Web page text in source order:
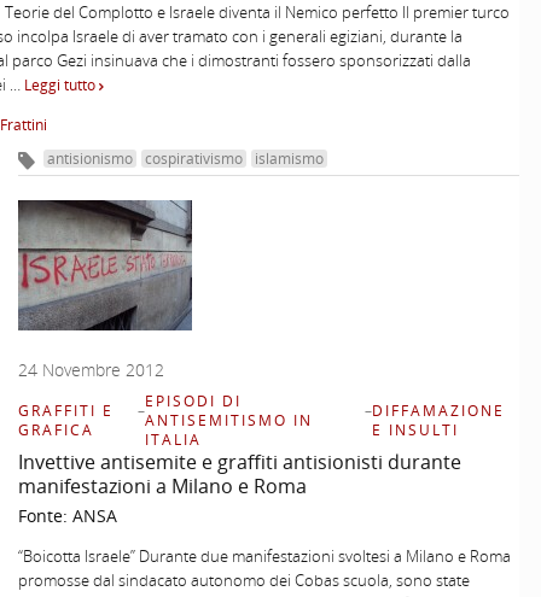
Teorie del Complotto e Israele diventa il Nemico perfetto Il premier turco
incolpa Israele di aver tramato con i generali egiziani, durante la
parco Gezi insinuava che i dimostranti fossero sponsorizzati dalla
… Leggi tutto
antisionismo cospirativismo islamismo
24 Novembre 2012
GRAFFITI E
GRAFICA
–EPISODI DI
ANTISEMITISMO IN
ITALIA
–DIFFAMAZIONE
E INSULTI
Invettive antisemite e graffiti antisionisti durante
manifestazioni a Milano e Roma
Fonte: ANSA
“Boicotta Israele” Durante due manifestazioni svoltesi a Milano e Roma
promosse dal sindacato autonomo dei Cobas scuola, sono state